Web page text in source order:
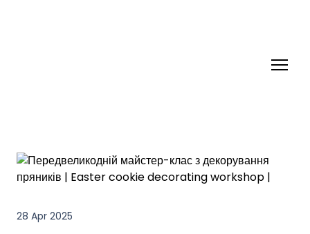
28 Apr 2025